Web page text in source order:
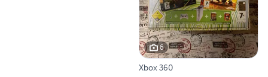
6
Xbox 360